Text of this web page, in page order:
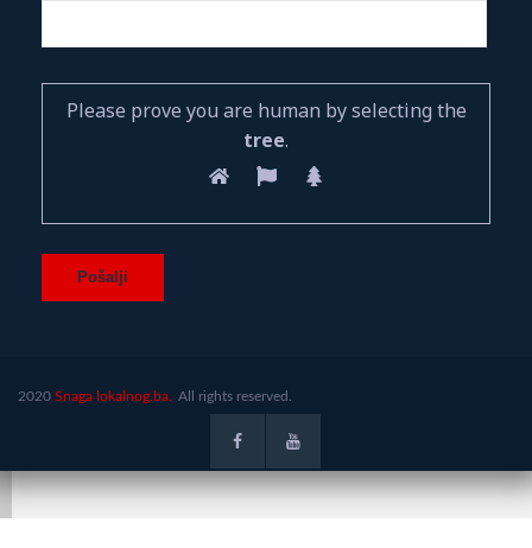
Please prove you are human by selecting the
tree.
2020 Snaga lokalnog.ba. All rights reserved.